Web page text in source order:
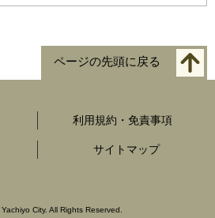
ページの先頭に戻る
利用規約・免責事項
サイトマップ
Yachiyo City. All Rights Reserved.